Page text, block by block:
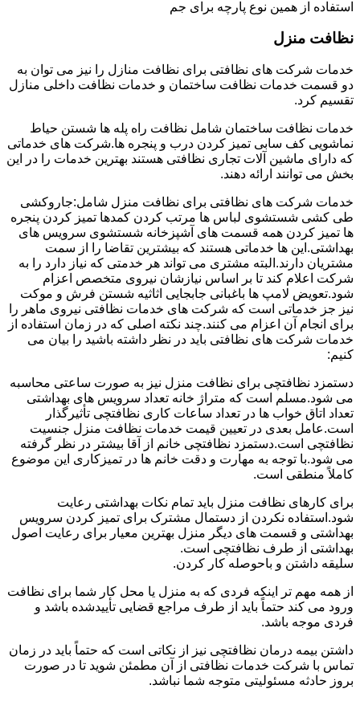
استفاده از همین نوع پارچه برای جم
نظافت منزل
خدمات شرکت های نظافتی برای نظافت منازل را نیز می توان به
دو قسمت خدمات نظافت ساختمان و خدمات نظافت داخلی منازل
تقسیم کرد.
خدمات نظافت ساختمان شامل نظافت راه پله ها شستن حیاط
نماشویی کف سابی تمیز کردن درب و پنجره ها.شرکت های خدماتی
که دارای ماشین آلات تجاری نظافتی هستند بهترین خدمات را در این
بخش می توانند ارائه دهند.
خدمات شرکت های نظافتی برای نظافت منزل شامل:جاروکشی
طی کشی شستشوی لباس ها مرتب کردن کمدها تمیز کردن پنجره
ها تمیز کردن همه قسمت های آشپزخانه شستشوی سرویس های
بهداشتی.این ها خدماتی هستند که بیشترین تقاضا را از سمت
مشتریان دارند.البته مشتری می تواند هر خدمتی که نیاز دارد را به
شرکت اعلام کند تا بر اساس نیازشان نیروی متخصص اعزام
شود.تعویض لامپ ها باغبانی جابجایی اثاثیه شستن فرش و موکت
نیز جز خدماتی است که شرکت های خدمات نظافتی نیروی ماهر را
برای انجام آن اعزام می کنند.چند نکته اصلی که در زمان استفاده از
خدمات شرکت های نظافتی باید در نظر داشته باشید را بیان می
کنیم:
دستمزد نظافتچی برای نظافت منزل نیز به صورت ساعتی محاسبه
می شود.مسلم است که متراژ خانه تعداد سرویس های بهداشتی
تعداد اتاق خواب ها در تعداد ساعات کاری نظافتچی تأثیرگذار
است.عامل بعدی در تعیین قیمت خدمات نظافت منزل جنسیت
نظافتچی است.دستمزد نظافتچی خانم از آقا بیشتر در نظر گرفته
می شود.با توجه به مهارت و دقت خانم ها در تمیزکاری این موضوع
کاملاً منطقی است.
برای کارهای نظافت منزل باید تمام نکات بهداشتی رعایت
شود.استفاده نکردن از دستمال مشترک برای تمیز کردن سرویس
بهداشتی و قسمت های دیگر منزل بهترین معیار برای رعایت اصول
بهداشتی از طرف نظافتچی است.
سلیقه داشتن و باحوصله کار کردن.
از همه مهم تر اینکه فردی که به منزل یا محل کار شما برای نظافت
ورود می کند حتماً باید از طرف مراجع قضایی تأییدشده باشد و
فردی موجه باشد.
داشتن بیمه درمان نظافتچی نیز از نکاتی است که حتماً باید در زمان
تماس با شرکت خدمات نظافتی از آن مطمئن شوید تا در صورت
بروز حادثه مسئولیتی متوجه شما نباشد.